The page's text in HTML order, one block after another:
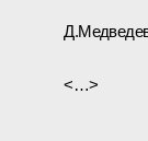
<…>